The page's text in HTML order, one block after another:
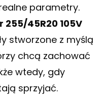
parametry.
255/45R20 105V
stworzone z myślą
chcą zachować
wtedy, gdy
sprzyjać.